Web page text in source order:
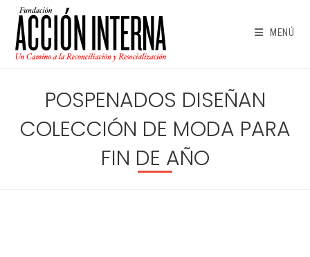
contenido
MENÚ
POSPENADOS DISEÑAN
COLECCIÓN DE MODA PARA
FIN DE AÑO